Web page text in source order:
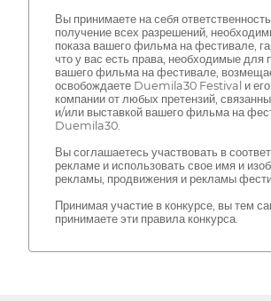
Вы принимаете на себя
получение всех разрешений,
показа вашего фильма на фестивале,
что у вас есть права, необходимые для
вашего фильма на фестивале,
освобождаете Duemila30 Festival и
компании от любых претензий,
и/или выставкой вашего фильма на
Duemila30.
Вы соглашаетесь участвовать в
рекламе и использовать свое имя и
рекламы, продвижения и рекламы
Принимая участие в конкурсе, вы тем
принимаете эти правила конкурса.